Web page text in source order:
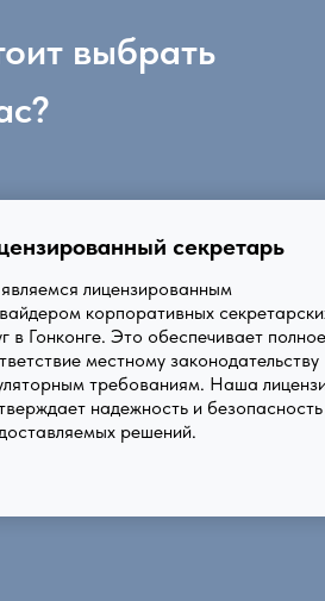
выбрать
секретарь
лицензированным
корпоративных
в Гонконге. Это обеспечивает полное
местному законодательству
требованиям. Наша
надежность и безопасность
решений.